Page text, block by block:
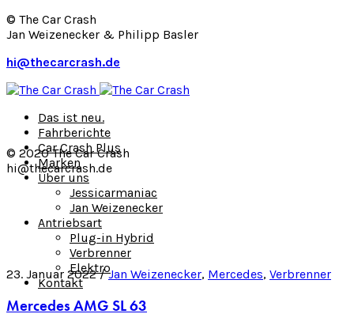
© The Car Crash
Jan Weizenecker & Philipp Basler
hi@thecarcrash.de
Das ist neu.
Fahrberichte
Car Crash Plus
Marken
Über uns
Jessicarmaniac
Jan Weizenecker
Antriebsart
Plug-in Hybrid
Verbrenner
Elektro
Kontakt
© 2020 The Car Crash
hi@thecarcrash.de
23. Januar 2022 /Jan Weizenecker, Mercedes, Verbrenner
Mercedes AMG SL 63